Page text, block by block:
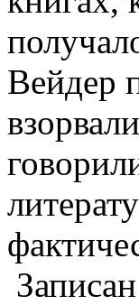
Вейдер
Записан